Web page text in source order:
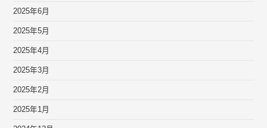
2025年6月
2025年5月
2025年4月
2025年3月
2025年2月
2025年1月